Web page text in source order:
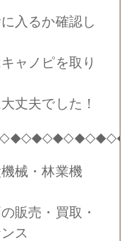
入るか確認し
ャノピを取り
丈夫でした！
械・林業機
販売・買取・
ス